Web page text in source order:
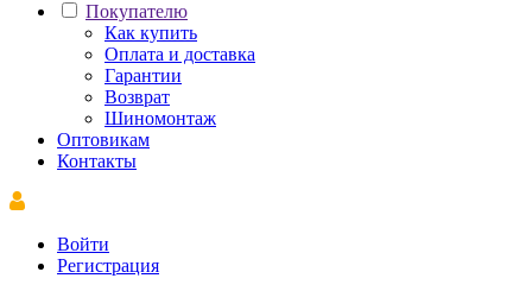
Покупателю
Как купить
Оплата и доставка
Гарантии
Возврат
Шиномонтаж
Оптовикам
Контакты
Войти
Регистрация